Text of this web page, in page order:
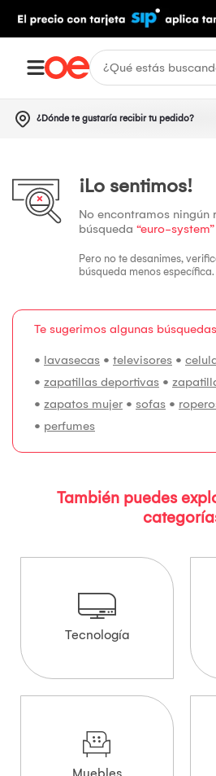
¿Dónde te gustaría recibir tu pedido?
¡Lo sentimos!
No encontramos ningún
búsqueda “euro-system”
Pero no te desanimes,
búsqueda menos específica.
Te sugerimos algunas
• lavasecas • televisores •
• zapatillas deportivas •
• zapatos mujer • sofas •
• perfumes
También puedes
Tecnología